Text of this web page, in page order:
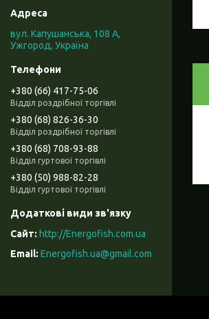
вул. Капушанська, 108 А,
Ужгород, Україна
+380 (66) 417-75-06
Відділ роздрібної торгівлі
+380 (68) 826-36-30
Відділ роздрібної торгівлі
+380 (68) 708-93-88
Відділ гуртової торгівлі
+380 (50) 988-82-28
Відділ гуртової торгівлі
http://Energofish.com.ua
Energofish.ua@gmail.com